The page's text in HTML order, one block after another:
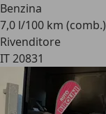
Benzina
7,0 l/100 km (comb.)
Rivenditore
IT 20831